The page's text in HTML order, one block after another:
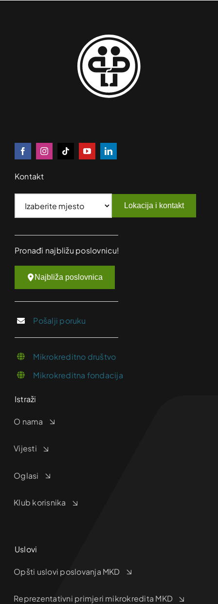
Kontakt
Lokacija i kontakt
Pronađi najbližu poslovnicu!
Najbliža poslovnica
Pošalji poruku
Mikrokreditno društvo
Mikrokreditna fondacija
Istraži
O nama
Vijesti
Oglasi
Klub korisnika
Uslovi
Opšti uslovi poslovanja MKD
Reprezentativni primjeri mikrokredita MKD